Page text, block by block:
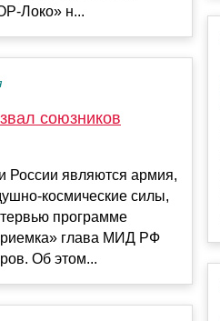
Локо» н...
союзников
России являются армия,
космические силы,
программе
глава МИД РФ
Об этом...